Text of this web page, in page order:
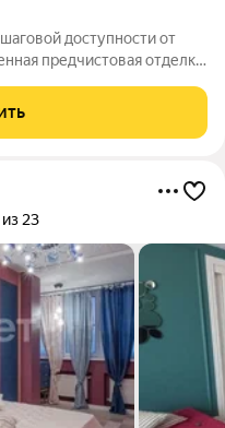
доступности от
предчистовая отделка.
время, отвечу, на все
23